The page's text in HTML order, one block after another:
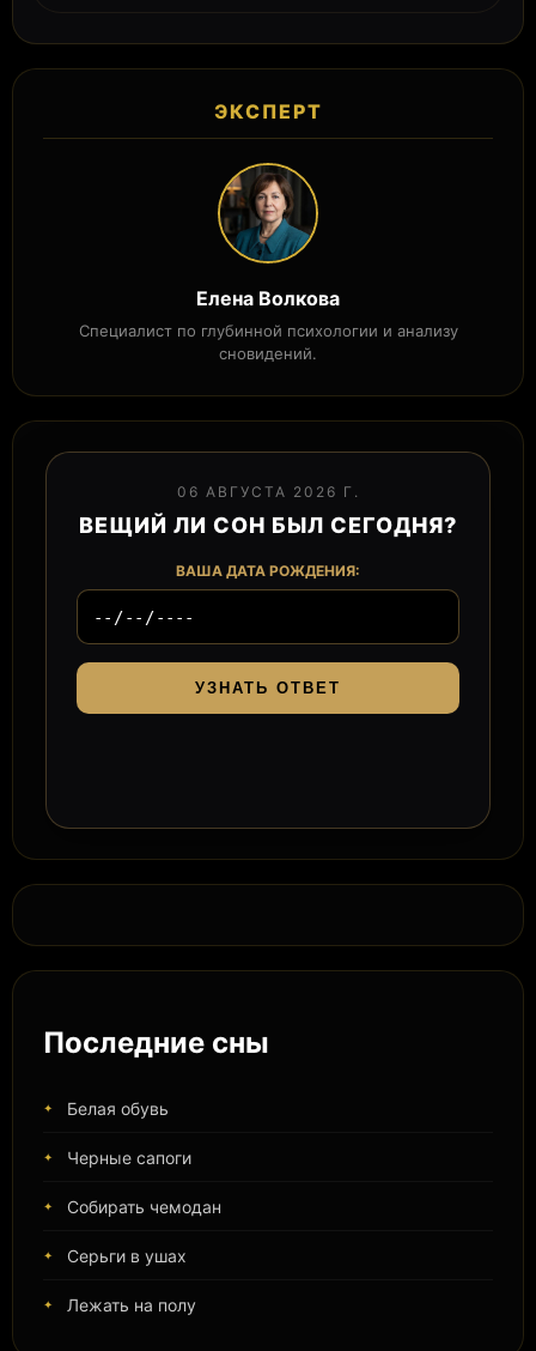
ЭКСПЕРТ
Елена Волкова
Специалист по глубинной психологии и анализу
сновидений.
06 АВГУСТА 2026 Г.
ВЕЩИЙ ЛИ СОН БЫЛ СЕГОДНЯ?
ВАША ДАТА РОЖДЕНИЯ:
УЗНАТЬ ОТВЕТ
Последние сны
Белая обувь
Черные сапоги
Собирать чемодан
Серьги в ушах
Лежать на полу